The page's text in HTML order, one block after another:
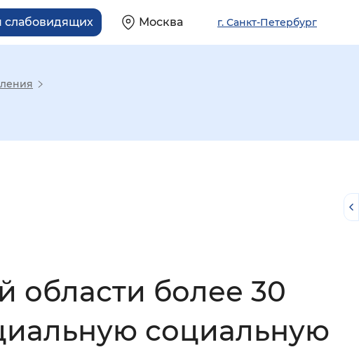
слабовидящих Москва г. Санкт-Петербург
Синий фон
области более 30
социальную